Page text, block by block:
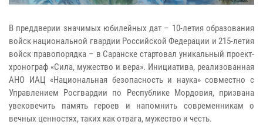
В преддверии значимых юбилейных дат – 10-летия образования
войск национальной гвардии Российской Федерации и 215-летия
войск правопорядка – в Саранске стартовал уникальный проект-
хронограф «Сила, мужество и вера». Инициатива, реализованная
АНО ИАЦ «Национальная безопасность и наука» совместно с
Управлением Росгвардии по Республике Мордовия, призвана
увековечить память героев и напомнить современникам о
вечных ценностях, таких как отвага, мужество и честь.